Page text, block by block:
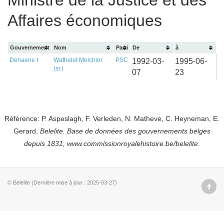
Affaires économiques
Gouvernement Nom Parti De à
Dehaene I
Wathelet Melchior
(sr.)
PSC
1992-03-
07
1995-06-
23
Référence: P. Aspeslagh, F. Verleden, N. Matheve, C. Heyneman, E.
Gerard, Belelite. Base de données des gouvernements belges
depuis 1831, www.commissionroyalehistoire.be/belelite
© Belelite (Dernière mise à jour : 2025-03-27)